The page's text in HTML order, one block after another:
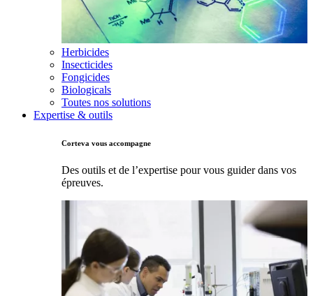
Herbicides
Insecticides
Fongicides
Biologicals
Toutes nos solutions
Expertise & outils
Corteva vous accompagne
Des outils et de l’expertise pour vous guider dans vos
épreuves.